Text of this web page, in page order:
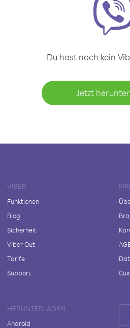
Du hast noch kein
Jetzt
VIBER
Funktionen
Blog
Sicherheit
Viber Out
Tarife
Support
HERUNTERLADEN
Android